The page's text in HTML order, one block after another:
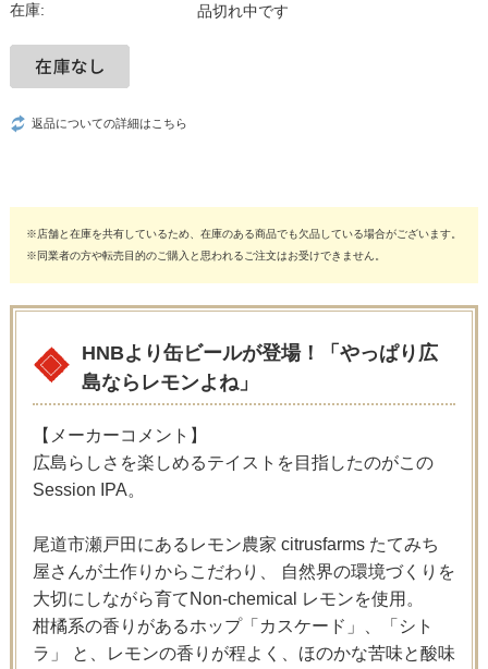
在庫: 品切れ中です
返品についての詳細はこちら
※店舗と在庫を共有しているため、在庫のある商品でも欠品している場合がございます。
※同業者の方や転売目的のご購入と思われるご注文はお受けできません。
HNBより缶ビールが登場！「やっぱり広
島ならレモンよね」
【メーカーコメント】
広島らしさを楽しめるテイストを目指したのがこの
Session IPA。
尾道市瀬戸田にあるレモン農家 citrusfarms たてみち
屋さんが土作りからこだわり、 自然界の環境づくりを
大切にしながら育てNon-chemical レモンを使用。
柑橘系の香りがあるホップ「カスケード」、「シト
ラ」 と、レモンの香りが程よく、ほのかな苦味と酸味